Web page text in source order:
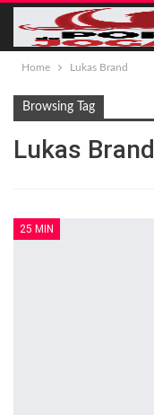
Home Lukas Brand
Browsing Tag
Lukas Brand
25 MIN